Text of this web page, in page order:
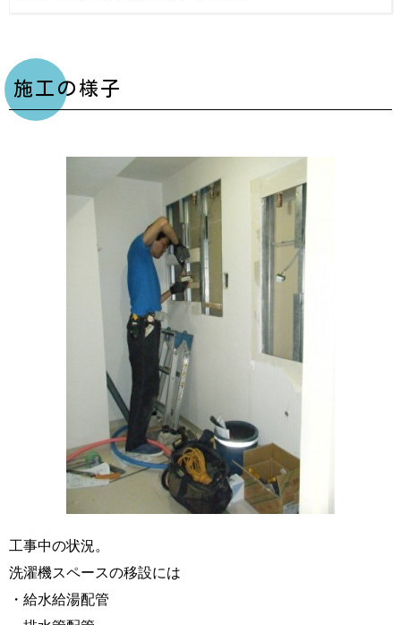
施工の様子
工事中の状況。
洗濯機スペースの移設には
・給水給湯配管